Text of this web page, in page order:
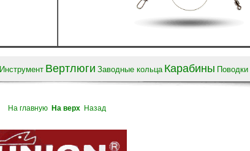
Инструмент Вертлюги Заводные кольца Карабины Поводки
На главную На верх Назад